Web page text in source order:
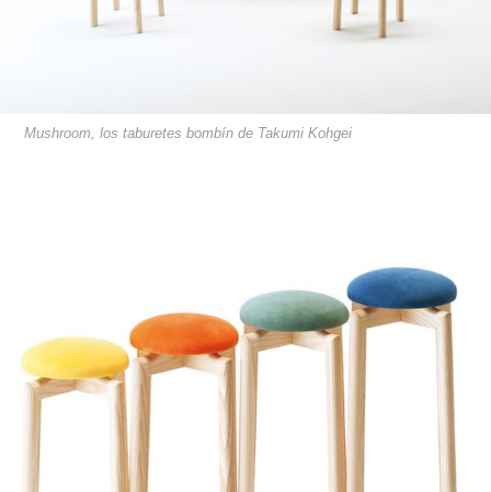
Mushroom, los taburetes bombín de Takumi Kohgei